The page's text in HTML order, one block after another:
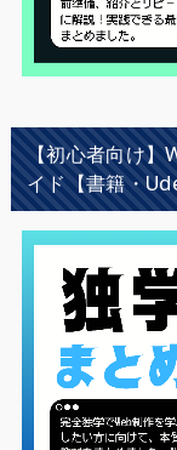
【初心者向け】
イド【書籍・